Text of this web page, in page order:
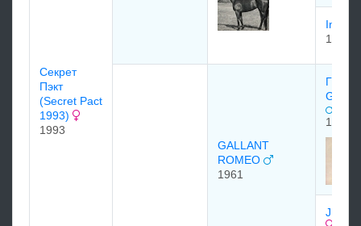
Ceкрeт
Пэкт
(Secret Pact
1993)
1993
1964
GALLANT
ROMEO
1961
1954